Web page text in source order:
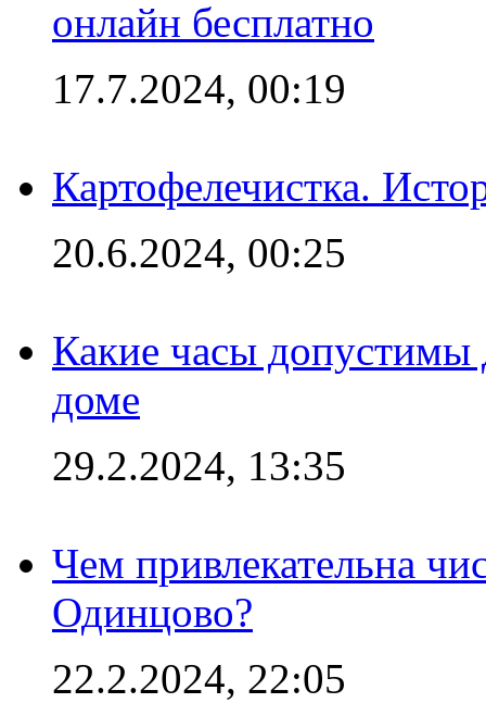
онлайн бесплатно
17.7.2024, 00:19
Картофелечистка.
20.6.2024, 00:25
Какие часы
доме
29.2.2024, 13:35
Чем привлекательна
Одинцово?
22.2.2024, 22:05